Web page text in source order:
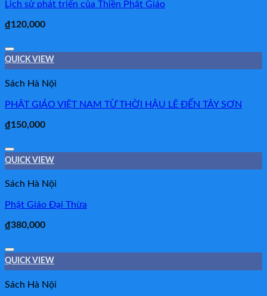
Lịch sử phát triển của Thiền Phật Giáo
₫120,000
Add to Wishlist
QUICK VIEW
Sách Hà Nội
PHẬT GIÁO VIỆT NAM TỪ THỜI HẬU LÊ ĐẾN TÂY SƠN
₫150,000
Add to Wishlist
QUICK VIEW
Sách Hà Nội
Phật Giáo Đại Thừa
₫380,000
Add to Wishlist
QUICK VIEW
Sách Hà Nội